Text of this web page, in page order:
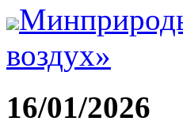
воздух»
16/01/2026